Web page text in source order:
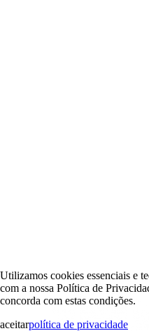
Utilizamos cookies essenciais e
com a nossa Política de
concorda com estas condições.
aceitarpolítica de privacidade